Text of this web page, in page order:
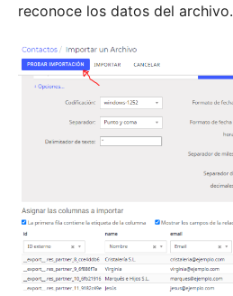
reconoce los datos del archivo.